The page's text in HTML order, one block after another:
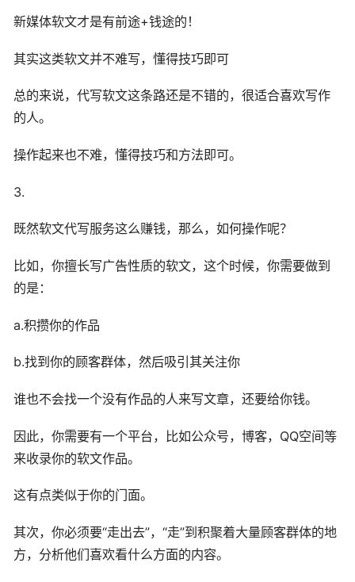
新媒体软文才是有前途+钱途的！
其实这类软文并不难写，懂得技巧即可
总的来说，代写软文这条路还是不错的，很适合喜欢写作
的人。
操作起来也不难，懂得技巧和方法即可。
3.
既然软文代写服务这么赚钱，那么，如何操作呢？
比如，你擅长写广告性质的软文，这个时候，你需要做到
的是：
a.积攒你的作品
b.找到你的顾客群体，然后吸引其关注你
谁也不会找一个没有作品的人来写文章，还要给你钱。
因此，你需要有一个平台，比如公众号，博客，QQ空间等
来收录你的软文作品。
这有点类似于你的门面。
其次，你必须要“走出去”，“走”到积聚着大量顾客群体的地
方，分析他们喜欢看什么方面的内容。